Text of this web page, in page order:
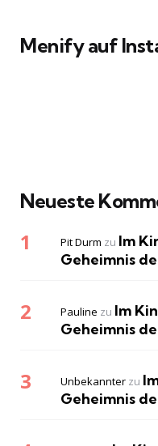
Menify auf
Neueste
Pit Durm zu Im
Geheimnis
Pauline zu Im
Geheimnis
Unbekannter zu
Geheimnis